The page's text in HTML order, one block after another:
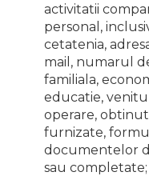
activitatii
personal,
cetatenia,
mail, numarul
familiala,
educatie,
operare,
furnizate,
documentelor
sau